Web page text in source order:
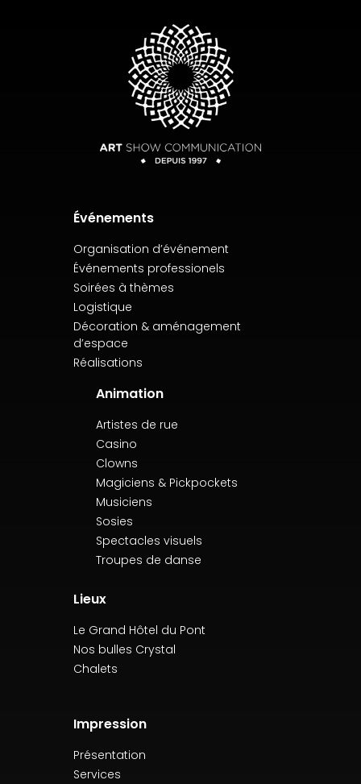
Événements
Organisation d’événement
Événements professionels
Soirées à thèmes
Logistique
Décoration & aménagement
d’espace
Réalisations
Animation
Artistes de rue
Casino
Clowns
Magiciens & Pickpockets
Musiciens
Sosies
Spectacles visuels
Troupes de danse
Lieux
Le Grand Hôtel du Pont
Nos bulles Crystal
Chalets
Impression
Présentation
Services